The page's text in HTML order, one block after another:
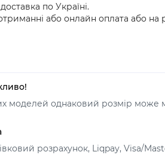
по Україні.
або онлайн оплата або на
моделей однаковий розмір може
розрахунок, Liqpay, Visa/